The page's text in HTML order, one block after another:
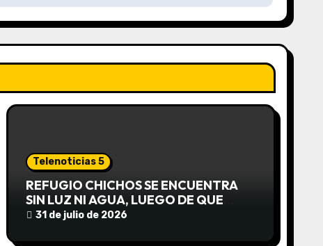
Telenoticias 5
REFUGIO CHICHOS SE ENCUENTRA
SIN LUZ NI AGUA, LUEGO DE QUE
EDEA CORTARA EL SUMINISTRO SIN
31 de julio de 2026